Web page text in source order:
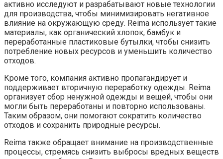
активно исследуют и разрабатывают новые технологии
для производства, чтобы минимизировать негативное
влияние на окружающую среду. Reima использует такие
материалы, как органический хлопок, бамбук и
переработанные пластиковые бутылки, чтобы снизить
потребление новых ресурсов и уменьшить количество
отходов.
Кроме того, компания активно пропагандирует и
поддерживает вторичную переработку одежды. Reima
организует сбор ненужной одежды и вещей, чтобы они
могли быть переработаны и повторно использованы.
Таким образом, они помогают сократить количество
отходов и сохранить природные ресурсы.
Reima также обращает внимание на производственные
процессы, стремясь снизить выбросы вредных веществ